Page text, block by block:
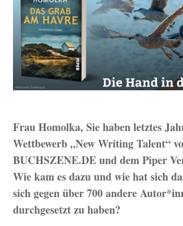
Frau Homolka, Sie haben letztes
Wettbewerb „New Writing Talent“
BUCHSZENE.DE und dem Piper
Wie kam es dazu und wie hat sich
sich gegen über 700 andere
durchgesetzt zu haben?